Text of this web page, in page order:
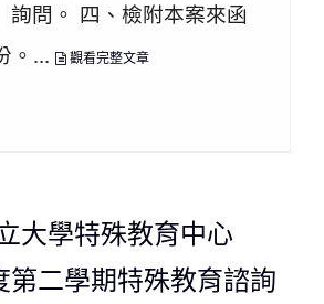
詢問。 四、檢附本案來函
。...
觀看完整文章
大學特殊教育中心
第二學期特殊教育諮詢